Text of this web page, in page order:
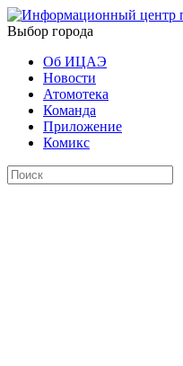
Выбор города
Об ИЦАЭ
Новости
Атомотека
Команда
Приложение
Комикс